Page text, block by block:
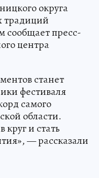
округа
традиций
сообщает пресс-
центра
станет
фестиваля
самого
области.
круг и стать
— рассказали